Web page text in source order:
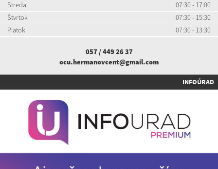
Streda
07:30 - 17:00
Štvrtok
07:30 - 15:30
Piatok
07:30 - 13:30
057 / 449 26 37
ocu.hermanovcent@gmail.com
INFOÚRAD